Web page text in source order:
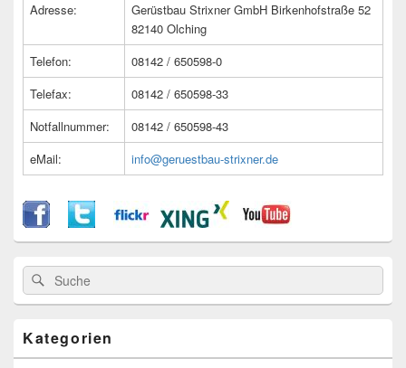
Adresse:
Gerüstbau Strixner GmbH Birkenhofstraße 52
82140 Olching
Telefon:
08142 / 650598-0
Telefax:
08142 / 650598-33
Notfallnummer:
08142 / 650598-43
eMail:
info@geruestbau-strixner.de
Suche
nach:
Suche
Kategorien